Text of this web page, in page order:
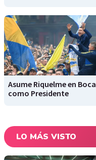
Asume Riquelme en Boca
como Presidente
LO MÁS VISTO